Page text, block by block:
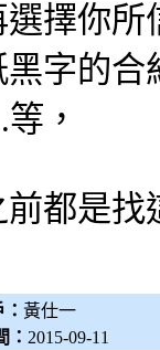
選擇你所
黑字的
，
前都是找
黃仕一
： 2015-09-11